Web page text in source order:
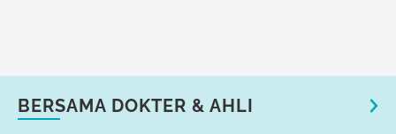
BERSAMA DOKTER & AHLI